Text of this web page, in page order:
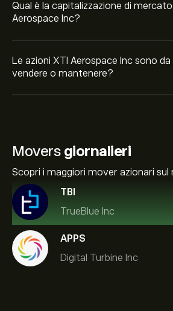
Qual è la capitalizzazione di mercato
Aerospace Inc?
Le azioni XTI Aerospace Inc sono
vendere o mantenere?
Movers giornalieri
Scopri i maggiori mover azionari sul
TBI
TrueBlue Inc
APPS
Digital Turbine Inc